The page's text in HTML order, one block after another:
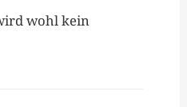
wohl kein